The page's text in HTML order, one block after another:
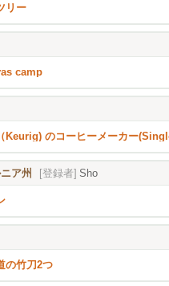
リー
camp
Keurig) のコーヒーメーカー
ア州 [登録者] Sho
の竹刀2つ